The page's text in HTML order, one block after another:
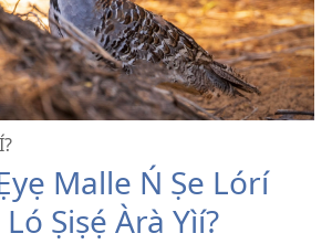
Malle Ń Ṣe Lórí
Ṣiṣẹ́ Àrà Yìí?